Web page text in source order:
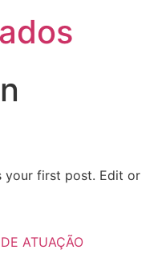
your first post. Edit or
ATUAÇÃO